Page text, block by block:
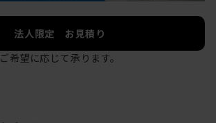
法人限定 お見積り
ご希望に応じて承ります。